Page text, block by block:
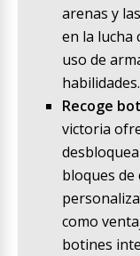
arenas y
en la lucha
uso de
habilidades.
Recoge
victoria
bloques
como
botines